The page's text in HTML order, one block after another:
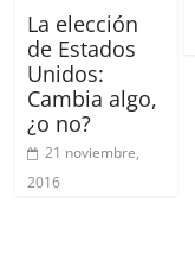
La elección
de Estados
Unidos:
Cambia algo,
¿o no?
21 noviembre,
2016